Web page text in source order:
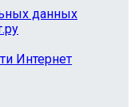
данных
Интернет